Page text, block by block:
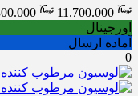
11.700.000
اورجینال
آماده ارسال
0